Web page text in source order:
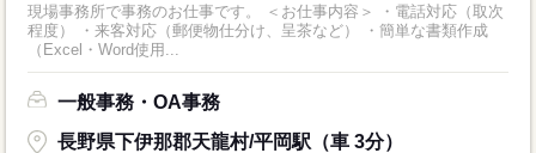
現場事務所で事務のお仕事です。 ＜お仕事内容＞ ・電話対応（取次
程度） ・来客対応（郵便物仕分け、呈茶など） ・簡単な書類作成
（Excel・Word使用...
一般事務・OA事務
長野県下伊那郡天龍村/平岡駅（車 3分）